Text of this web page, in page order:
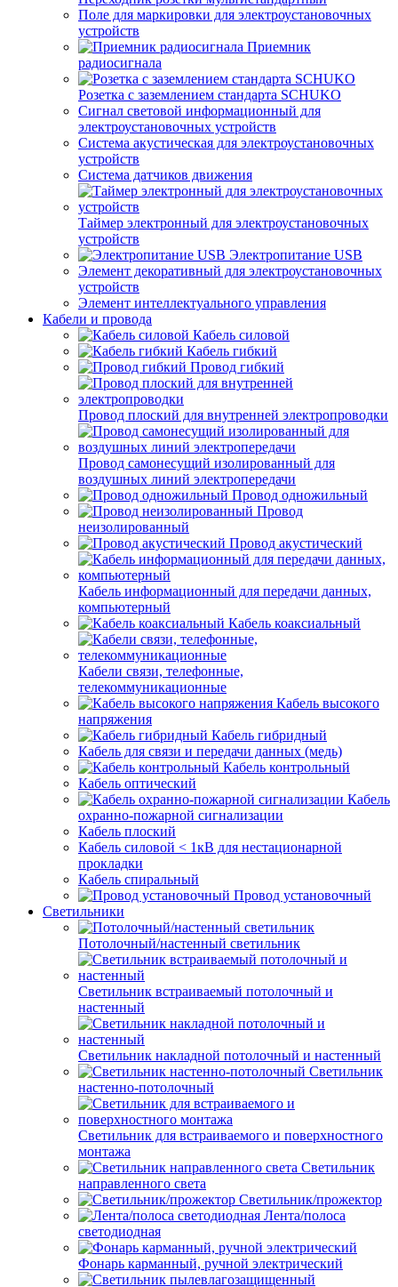
Поле для маркировки для электроустановочных
устройств
Приемник
радиосигнала
Розетка с заземлением стандарта SCHUKO
Сигнал световой информационный для
электроустановочных устройств
Система акустическая для электроустановочных
устройств
Система датчиков движения
Таймер электронный для электроустановочных
устройств
Электропитание USB
Элемент декоративный для электроустановочных
устройств
Элемент интеллектуального управления
Кабели и провода
Кабель силовой
Кабель гибкий
Провод гибкий
Провод плоский для внутренней электропроводки
Провод самонесущий изолированный для
воздушных линий электропередачи
Провод одножильный
Провод
неизолированный
Провод акустический
Кабель информационный для передачи данных,
компьютерный
Кабель коаксиальный
Кабели связи, телефонные,
телекоммуникационные
Кабель высокого
напряжения
Кабель гибридный
Кабель для связи и передачи данных (медь)
Кабель контрольный
Кабель оптический
Кабель
охранно-пожарной сигнализации
Кабель плоский
Кабель силовой < 1кВ для нестационарной
прокладки
Кабель спиральный
Провод установочный
Светильники
Потолочный/настенный светильник
Светильник встраиваемый потолочный и
настенный
Светильник накладной потолочный и настенный
Светильник
настенно-потолочный
Светильник для встраиваемого и поверхностного
монтажа
Светильник
направленного света
Светильник/прожектор
Лента/полоса
светодиодная
Фонарь карманный, ручной электрический